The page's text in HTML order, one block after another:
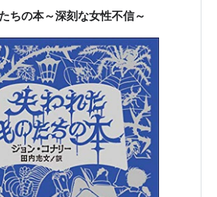
ちの本～深刻な女性不信～